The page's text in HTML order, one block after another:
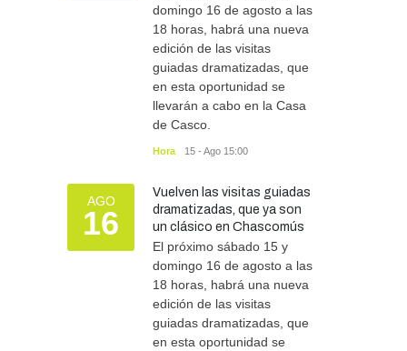
domingo 16 de agosto a las
18 horas, habrá una nueva
edición de las visitas
guiadas dramatizadas, que
en esta oportunidad se
llevarán a cabo en la Casa
de Casco.
Hora 15 - Ago 15:00
AGO
16
Vuelven las visitas guiadas
dramatizadas, que ya son
un clásico en Chascomús
El próximo sábado 15 y
domingo 16 de agosto a las
18 horas, habrá una nueva
edición de las visitas
guiadas dramatizadas, que
en esta oportunidad se